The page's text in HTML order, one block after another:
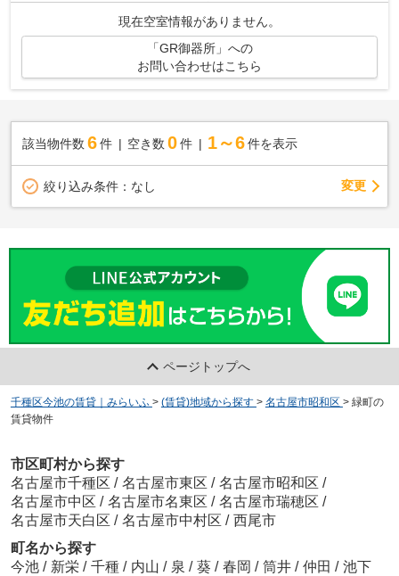
現在空室情報がありません。
「GR御器所」への
お問い合わせはこちら
該当物件数 6件 空き数 0 件 1～6 件を表示
絞り込み条件： なし 変更
ページトップへ
千種区今池の賃貸｜みらいふ > (賃貸)地域から探す > 名古屋市昭和区 > 緑町の
賃貸物件
市区町村から探す
名古屋市千種区 / 名古屋市東区 / 名古屋市昭和区 /
名古屋市中区 / 名古屋市名東区 / 名古屋市瑞穂区 /
名古屋市天白区 / 名古屋市中村区 / 西尾市
町名から探す
今池 / 新栄 / 千種 / 内山 / 泉 / 葵 / 春岡 / 筒井 / 仲田 / 池下